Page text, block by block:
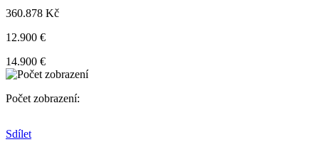
360.878 Kč
12.900 €
14.900 €
Počet zobrazení:
Sdílet